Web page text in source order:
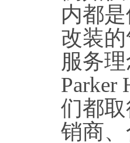
内都
改装
服务
Parker
们都
销商